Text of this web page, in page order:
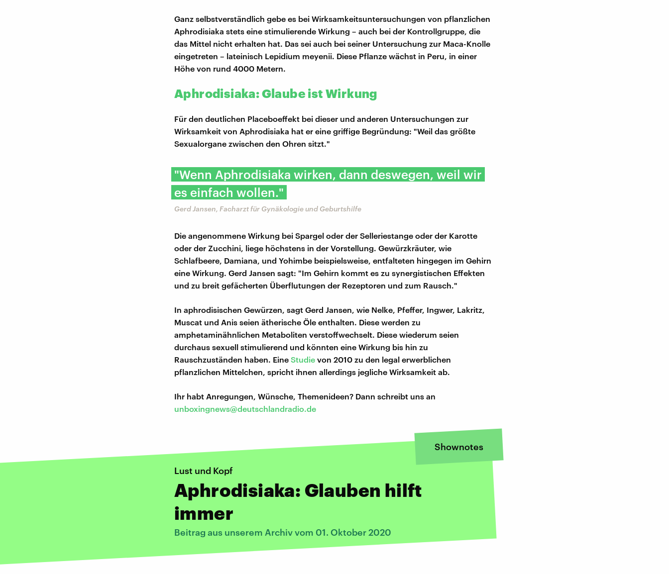
Ganz selbstverständlich gebe es bei Wirksamkeitsuntersuchungen von pflanzlichen
Aphrodisiaka stets eine stimulierende Wirkung – auch bei der Kontrollgruppe, die
das Mittel nicht erhalten hat. Das sei auch bei seiner Untersuchung zur Maca-Knolle
eingetreten – lateinisch Lepidium meyenii. Diese Pflanze wächst in Peru, in einer
Höhe von rund 4000 Metern.
Aphrodisiaka: Glaube ist Wirkung
Für den deutlichen Placeboeffekt bei dieser und anderen Untersuchungen zur
Wirksamkeit von Aphrodisiaka hat er eine griffige Begründung: "Weil das größte
Sexualorgane zwischen den Ohren sitzt."
"Wenn Aphrodisiaka wirken, dann deswegen, weil wir
es einfach wollen."
Gerd Jansen, Facharzt für Gynäkologie und Geburtshilfe
Die angenommene Wirkung bei Spargel oder der Selleriestange oder der Karotte
oder der Zucchini, liege höchstens in der Vorstellung. Gewürzkräuter, wie
Schlafbeere, Damiana, und Yohimbe beispielsweise, entfalteten hingegen im Gehirn
eine Wirkung. Gerd Jansen sagt: "Im Gehirn kommt es zu synergistischen Effekten
und zu breit gefächerten Überflutungen der Rezeptoren und zum Rausch."
In aphrodisischen Gewürzen, sagt Gerd Jansen, wie Nelke, Pfeffer, Ingwer, Lakritz,
Muscat und Anis seien ätherische Öle enthalten. Diese werden zu
amphetaminähnlichen Metaboliten verstoffwechselt. Diese wiederum seien
durchaus sexuell stimulierend und könnten eine Wirkung bis hin zu
Rauschzuständen haben. Eine Studie von 2010 zu den legal erwerblichen
pflanzlichen Mittelchen, spricht ihnen allerdings jegliche Wirksamkeit ab.
Ihr habt Anregungen, Wünsche, Themenideen? Dann schreibt uns an
unboxingnews@deutschlandradio.de
Shownotes
Lust und Kopf
Aphrodisiaka: Glauben hilft
immer
Beitrag aus unserem Archiv vom 01. Oktober 2020